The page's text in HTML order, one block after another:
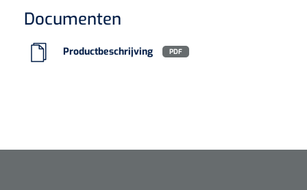
Documenten
Productbeschrijving PDF